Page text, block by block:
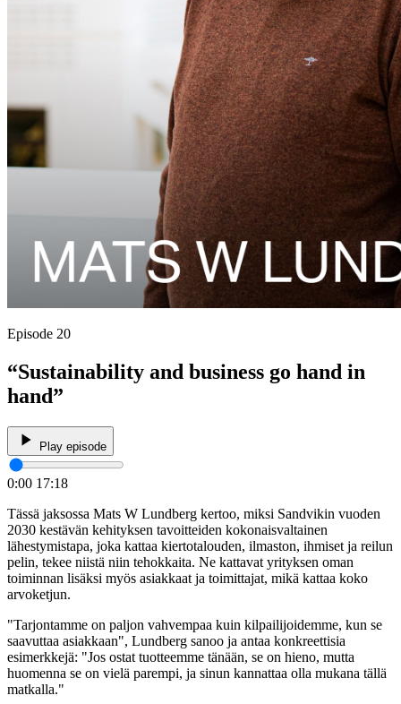
Episode 20
“Sustainability and business go hand in
hand”
Play episode
0:00 17:18
Tässä jaksossa Mats W Lundberg kertoo, miksi Sandvikin vuoden
2030 kestävän kehityksen tavoitteiden kokonaisvaltainen
lähestymistapa, joka kattaa kiertotalouden, ilmaston, ihmiset ja reilun
pelin, tekee niistä niin tehokkaita. Ne kattavat yrityksen oman
toiminnan lisäksi myös asiakkaat ja toimittajat, mikä kattaa koko
arvoketjun.
"Tarjontamme on paljon vahvempaa kuin kilpailijoidemme, kun se
saavuttaa asiakkaan", Lundberg sanoo ja antaa konkreettisia
esimerkkejä: "Jos ostat tuotteemme tänään, se on hieno, mutta
huomenna se on vielä parempi, ja sinun kannattaa olla mukana tällä
matkalla."